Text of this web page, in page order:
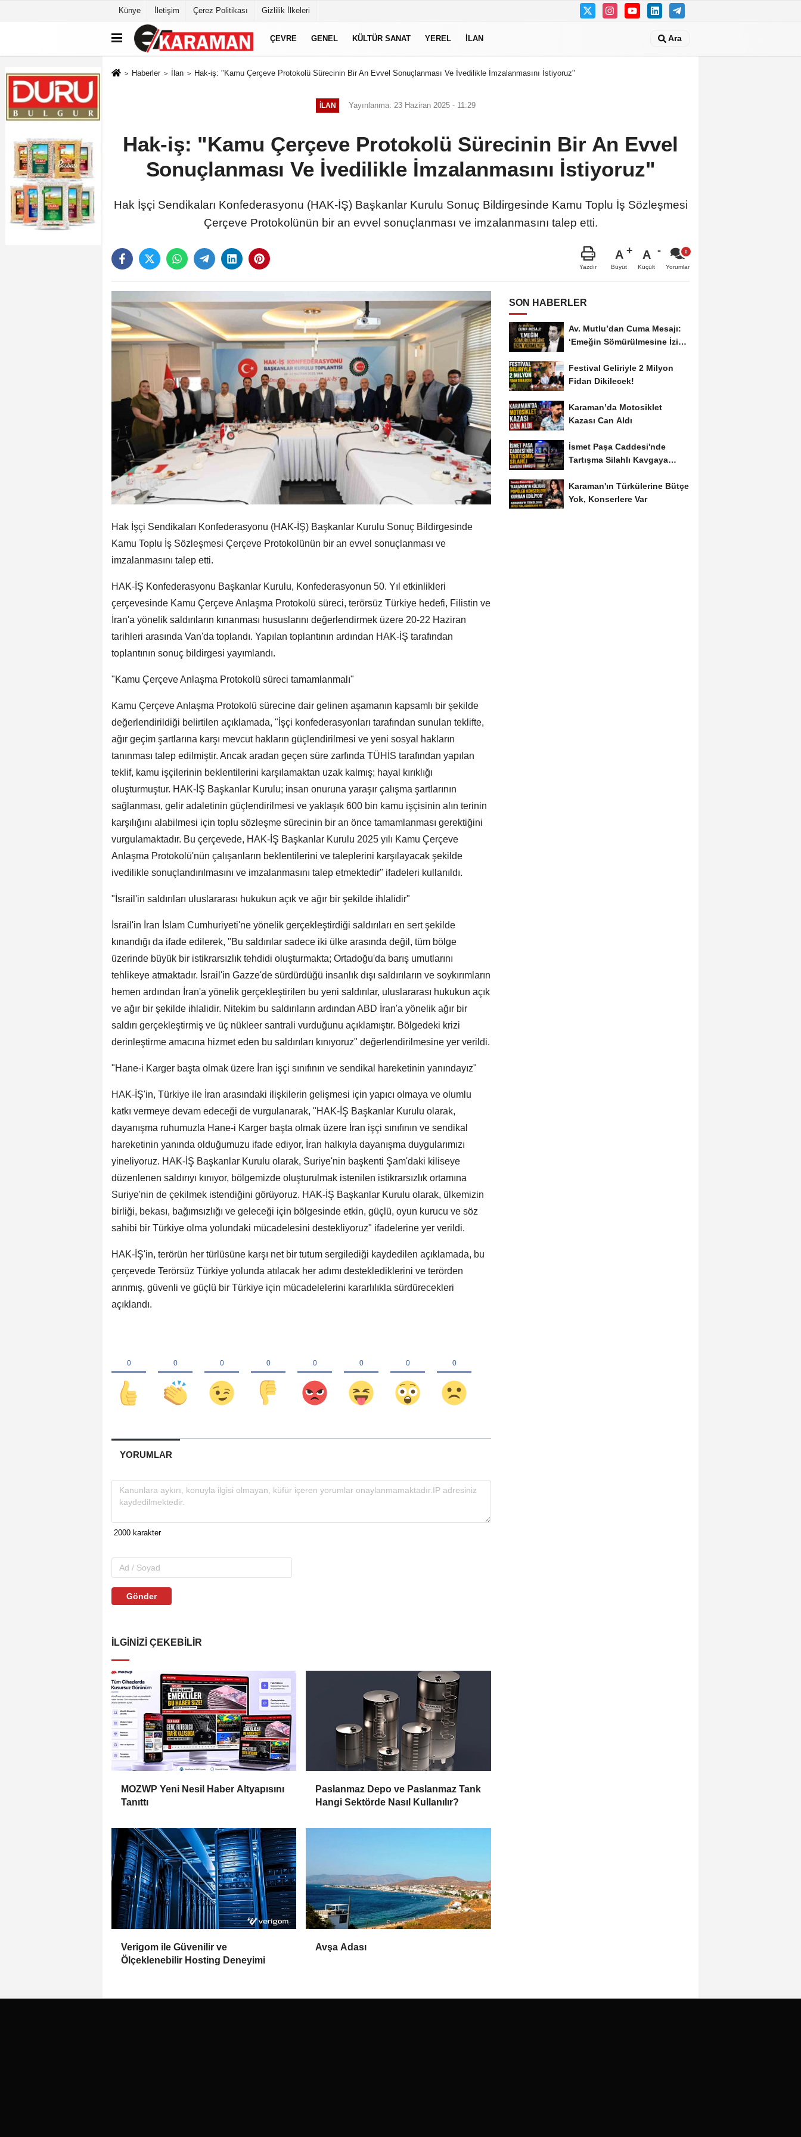
Künye İletişim Çerez Politikası Gizlilik İlkeleri
ÇEVRE GENEL KÜLTÜR SANAT YEREL İLAN Ara
Haberler İlan Hak-iş: "Kamu Çerçeve Protokolü Sürecinin Bir An Evvel Sonuçlanması Ve İvedilikle İmzalanmasını İstiyoruz"
İLAN Yayınlanma: 23 Haziran 2025 - 11:29
Hak-iş: "Kamu Çerçeve Protokolü Sürecinin Bir An Evvel
Sonuçlanması Ve İvedilikle İmzalanmasını İstiyoruz"
Hak İşçi Sendikaları Konfederasyonu (HAK-İŞ) Başkanlar Kurulu Sonuç Bildirgesinde Kamu Toplu İş Sözleşmesi
Çerçeve Protokolünün bir an evvel sonuçlanması ve imzalanmasını talep etti.
Yazdır
A
Büyüt
A
Küçült Yorumlar
Hak İşçi Sendikaları Konfederasyonu (HAK-İŞ) Başkanlar Kurulu Sonuç Bildirgesinde
Kamu Toplu İş Sözleşmesi Çerçeve Protokolünün bir an evvel sonuçlanması ve
imzalanmasını talep etti.
HAK-İŞ Konfederasyonu Başkanlar Kurulu, Konfederasyonun 50. Yıl etkinlikleri
çerçevesinde Kamu Çerçeve Anlaşma Protokolü süreci, terörsüz Türkiye hedefi, Filistin ve
İran'a yönelik saldırıların kınanması hususlarını değerlendirmek üzere 20-22 Haziran
tarihleri arasında Van'da toplandı. Yapılan toplantının ardından HAK-İŞ tarafından
toplantının sonuç bildirgesi yayımlandı.
"Kamu Çerçeve Anlaşma Protokolü süreci tamamlanmalı"
Kamu Çerçeve Anlaşma Protokolü sürecine dair gelinen aşamanın kapsamlı bir şekilde
değerlendirildiği belirtilen açıklamada, "İşçi konfederasyonları tarafından sunulan teklifte,
ağır geçim şartlarına karşı mevcut hakların güçlendirilmesi ve yeni sosyal hakların
tanınması talep edilmiştir. Ancak aradan geçen süre zarfında TÜHİS tarafından yapılan
teklif, kamu işçilerinin beklentilerini karşılamaktan uzak kalmış; hayal kırıklığı
oluşturmuştur. HAK-İŞ Başkanlar Kurulu; insan onuruna yaraşır çalışma şartlarının
sağlanması, gelir adaletinin güçlendirilmesi ve yaklaşık 600 bin kamu işçisinin alın terinin
karşılığını alabilmesi için toplu sözleşme sürecinin bir an önce tamamlanması gerektiğini
vurgulamaktadır. Bu çerçevede, HAK-İŞ Başkanlar Kurulu 2025 yılı Kamu Çerçeve
Anlaşma Protokolü'nün çalışanların beklentilerini ve taleplerini karşılayacak şekilde
ivedilikle sonuçlandırılmasını ve imzalanmasını talep etmektedir" ifadeleri kullanıldı.
"İsrail'in saldırıları uluslararası hukukun açık ve ağır bir şekilde ihlalidir"
İsrail'in İran İslam Cumhuriyeti'ne yönelik gerçekleştirdiği saldırıları en sert şekilde
kınandığı da ifade edilerek, "Bu saldırılar sadece iki ülke arasında değil, tüm bölge
üzerinde büyük bir istikrarsızlık tehdidi oluşturmakta; Ortadoğu'da barış umutlarını
tehlikeye atmaktadır. İsrail'in Gazze'de sürdürdüğü insanlık dışı saldırıların ve soykırımların
hemen ardından İran'a yönelik gerçekleştirilen bu yeni saldırılar, uluslararası hukukun açık
ve ağır bir şekilde ihlalidir. Nitekim bu saldırıların ardından ABD İran'a yönelik ağır bir
saldırı gerçekleştirmiş ve üç nükleer santrali vurduğunu açıklamıştır. Bölgedeki krizi
derinleştirme amacına hizmet eden bu saldırıları kınıyoruz" değerlendirilmesine yer verildi.
"Hane-i Karger başta olmak üzere İran işçi sınıfının ve sendikal hareketinin yanındayız"
HAK-İŞ'in, Türkiye ile İran arasındaki ilişkilerin gelişmesi için yapıcı olmaya ve olumlu
katkı vermeye devam edeceği de vurgulanarak, "HAK-İŞ Başkanlar Kurulu olarak,
dayanışma ruhumuzla Hane-i Karger başta olmak üzere İran işçi sınıfının ve sendikal
hareketinin yanında olduğumuzu ifade ediyor, İran halkıyla dayanışma duygularımızı
yineliyoruz. HAK-İŞ Başkanlar Kurulu olarak, Suriye'nin başkenti Şam'daki kiliseye
düzenlenen saldırıyı kınıyor, bölgemizde oluşturulmak istenilen istikrarsızlık ortamına
Suriye'nin de çekilmek istendiğini görüyoruz. HAK-İŞ Başkanlar Kurulu olarak, ülkemizin
birliği, bekası, bağımsızlığı ve geleceği için bölgesinde etkin, güçlü, oyun kurucu ve söz
sahibi bir Türkiye olma yolundaki mücadelesini destekliyoruz" ifadelerine yer verildi.
HAK-İŞ'in, terörün her türlüsüne karşı net bir tutum sergilediği kaydedilen açıklamada, bu
çerçevede Terörsüz Türkiye yolunda atılacak her adımı desteklediklerini ve terörden
arınmış, güvenli ve güçlü bir Türkiye için mücadelelerini kararlılıkla sürdürecekleri
açıklandı.
YORUMLAR
Gönder
İLGINIZI ÇEKEBILIR
MOZWP Yeni Nesil Haber Altyapısını
Tanıttı
Paslanmaz Depo ve Paslanmaz Tank
Hangi Sektörde Nasıl Kullanılır?
Verigom ile Güvenilir ve
Ölçeklenebilir Hosting Deneyimi
Avşa Adası
SON HABERLER
Av. Mutlu’dan Cuma Mesajı:
‘Emeğin Sömürülmesine İzin
Festival Geliriyle 2 Milyon
Fidan Dikilecek!
Karaman’da Motosiklet
Kazası Can Aldı
İsmet Paşa Caddesi'nde
Tartışma Silahlı Kavgaya
Karaman'ın Türkülerine Bütçe
Yok, Konserlere Var